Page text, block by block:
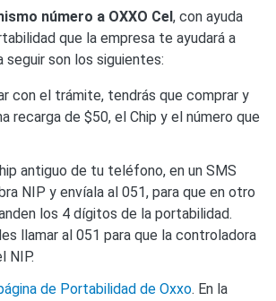
número a OXXO Cel , con ayuda
que la empresa te ayudará a
seguir son los siguientes:
con el trámite, tendrás que comprar y
recarga de $50, el Chip y el número que
antiguo de tu teléfono, en un SMS
NIP y envíala al 051, para que en otro
los 4 dígitos de la portabilidad.
llamar al 051 para que la controladora
NIP.
de Portabilidad de Oxxo. En la